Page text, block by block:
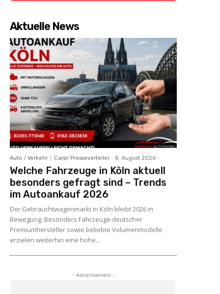
Aktuelle News
Auto / Verkehr Carpr Presseverteiler - 8. August 2026
Welche Fahrzeuge in Köln aktuell
besonders gefragt sind – Trends
im Autoankauf 2026
Der Gebrauchtwagenmarkt in Köln bleibt 2026 in
Bewegung. Besonders Fahrzeuge deutscher
Premiumhersteller sowie beliebte Volumenmodelle
erzielen weiterhin eine hohe...
- Advertisement -